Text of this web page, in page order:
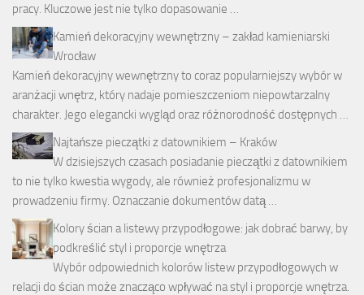
pracy. Kluczowe jest nie tylko dopasowanie …
Kamień dekoracyjny wewnętrzny – zakład kamieniarski
Wrocław
Kamień dekoracyjny wewnętrzny to coraz popularniejszy wybór w
aranżacji wnętrz, który nadaje pomieszczeniom niepowtarzalny
charakter. Jego elegancki wygląd oraz różnorodność dostępnych …
Najtańsze pieczątki z datownikiem – Kraków
W dzisiejszych czasach posiadanie pieczątki z datownikiem
to nie tylko kwestia wygody, ale również profesjonalizmu w
prowadzeniu firmy. Oznaczanie dokumentów datą …
Kolory ścian a listewy przypodłogowe: jak dobrać barwy, by
podkreślić styl i proporcje wnętrza
Wybór odpowiednich kolorów listew przypodłogowych w
relacji do ścian może znacząco wpływać na styl i proporcje wnętrza.